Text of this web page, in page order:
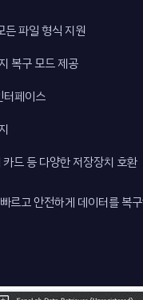
든 파일 형식 지원
복구 모드 제공
터페이스
드 등 다양한 저장장치 호환
르고 안전하게 데이터를 복